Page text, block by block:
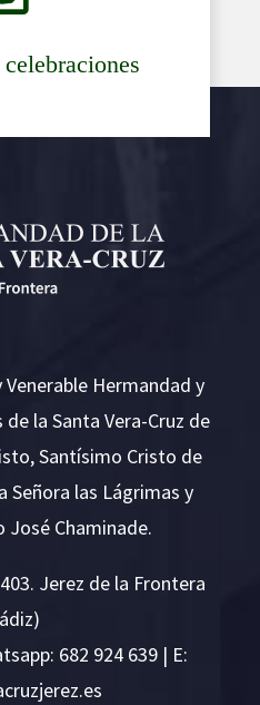
Hermandad y
la Santa Vera-Cruz de
Santísimo Cristo de
Señora las Lágrimas y
José Chaminade.
Jerez de la Frontera
682 924 639 | E:
se.ze
rejzu